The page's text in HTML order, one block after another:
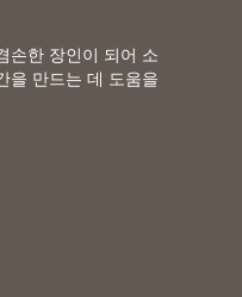
손한 장인이 되어 소
을 만드는 데 도움을